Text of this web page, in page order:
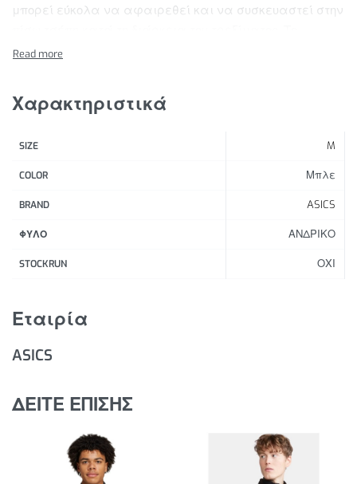
μπορεί εύκολα να αφαιρεθεί και να συσκευαστεί στην
κορυφαίο ελαφρύ ύφασμα αυτού του ενδύματος
αποθηκευτεί στην πίσω τσέπη του
Κορδόνι περίσφιξης στο στρίφωμα για δυνατότητα
Χαρακτηριστικά
SIZE M
COLOR Μπλε
BRAND ASICS
ΦΥΛΟ ΑΝΔΡΙΚΟ
STOCKRUN ΟΧΙ
Εταιρία
ASICS
ΔΕΙΤΕ ΕΠΙΣΗΣ